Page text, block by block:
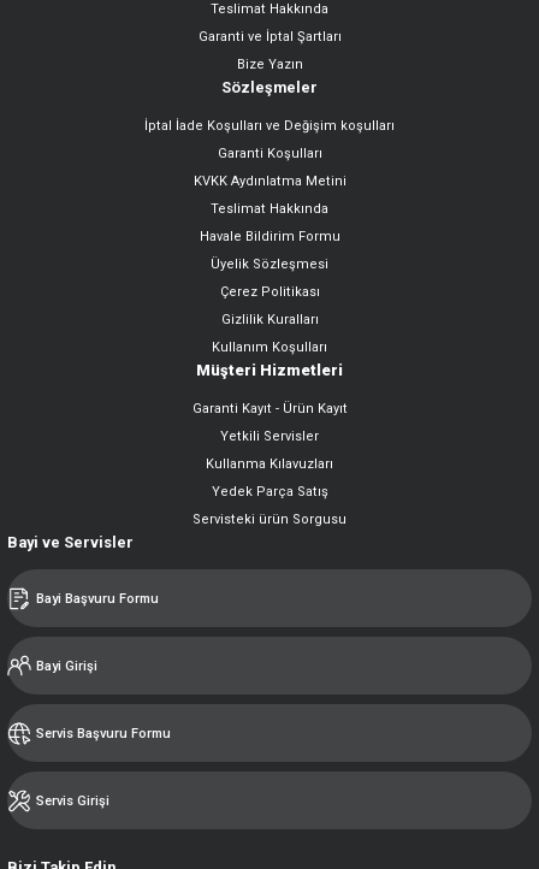
Teslimat Hakkında
Garanti ve İptal Şartları
Bize Yazın
Sözleşmeler
İptal İade Koşulları ve Değişim koşulları
Garanti Koşulları
KVKK Aydınlatma Metini
Teslimat Hakkında
Havale Bildirim Formu
Üyelik Sözleşmesi
Çerez Politikası
Gizlilik Kuralları
Kullanım Koşulları
Müşteri Hizmetleri
Garanti Kayıt - Ürün Kayıt
Yetkili Servisler
Kullanma Kılavuzları
Yedek Parça Satış
Servisteki ürün Sorgusu
Bayi ve Servisler
Bayi Başvuru Formu
Bayi Girişi
Servis Başvuru Formu
Servis Girişi